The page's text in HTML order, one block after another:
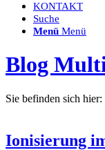
KONTAKT
Suche
Menü Menü
Blog
Sie befinden sich hier:
Ionisierung